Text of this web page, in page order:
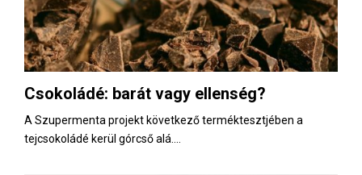
Csokoládé: barát vagy ellenség?
A Szupermenta projekt következő terméktesztjében a
tejcsokoládé kerül górcső alá....